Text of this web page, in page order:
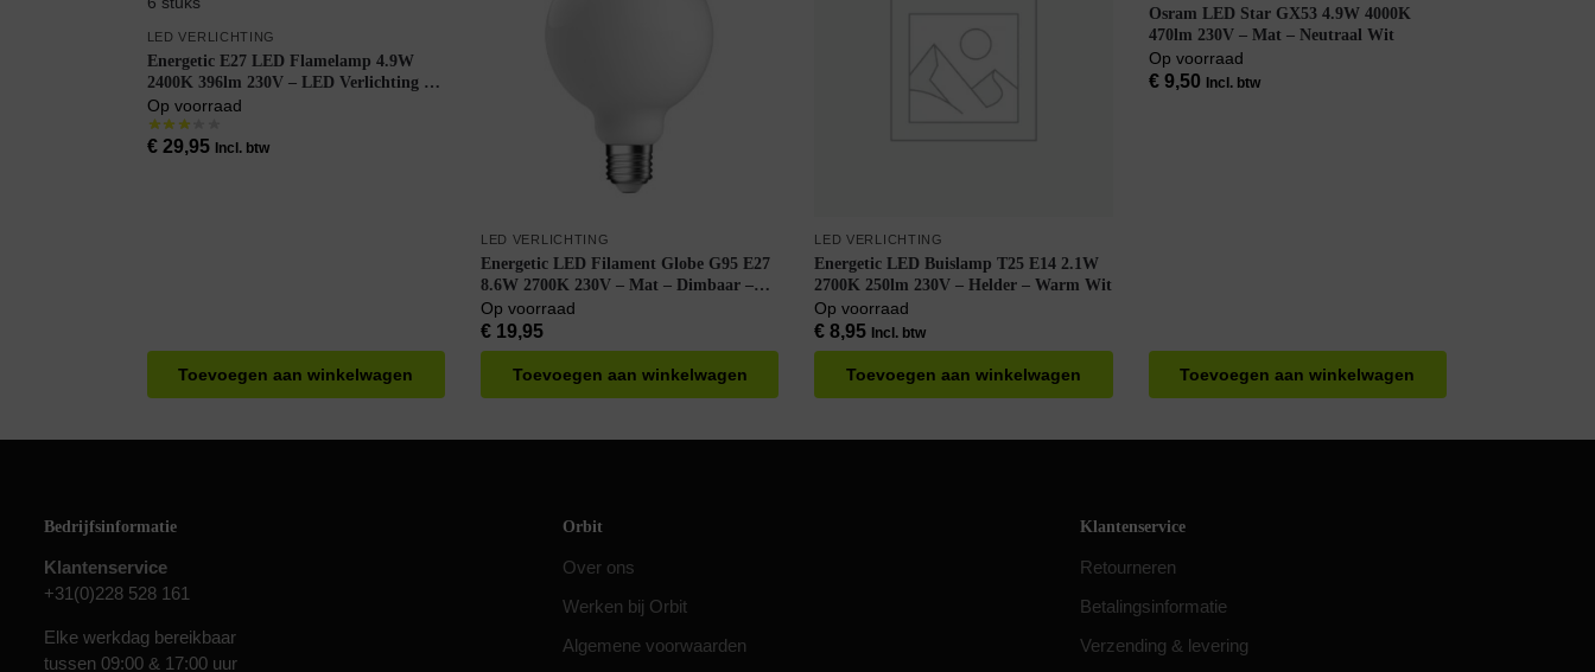
LED VERLICHTING
Energetic E27 LED Flamelamp 4.9W
2400K 396lm 230V – LED Verlichting –
LEDBulb Flame A60 – Zeer Warm Wit –
6 stuks
Op voorraad
€29,95 Incl. btw
Toevoegen aan winkelwagen
LED VERLICHTING
Energetic LED Filament Globe G95 E27
8.6W 2700K 230V – Mat – Dimbaar –
Warm Wit
Op voorraad
€19,95
Toevoegen aan winkelwagen
LED VERLICHTING
Energetic LED Buislamp T25 E14 2.1W
2700K 250lm 230V – Helder – Warm Wit
Op voorraad
€ 8,95 Incl. btw
Toevoegen aan winkelwagen
Osram LED Star GX53 4.9W 4000K
470lm 230V – Mat – Neutraal Wit
Op voorraad
€9,50 Incl. btw
Toevoegen aan winkelwagen
Bedrijfsinformatie
Klantenservice
+31(0)228 528 161
Elke werkdag bereikbaar
tussen 09:00 & 17:00 uur
Orbit
Over ons
Werken bij Orbit
Algemene voorwaarden
Klantenservice
Retourneren
Betalingsinformatie
Verzending & levering